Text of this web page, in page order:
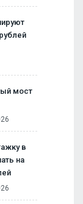
мост
в
на